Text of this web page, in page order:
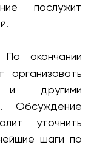
послужит
По окончании
организовать
и другими
Обсуждение
уточнить
шаги по